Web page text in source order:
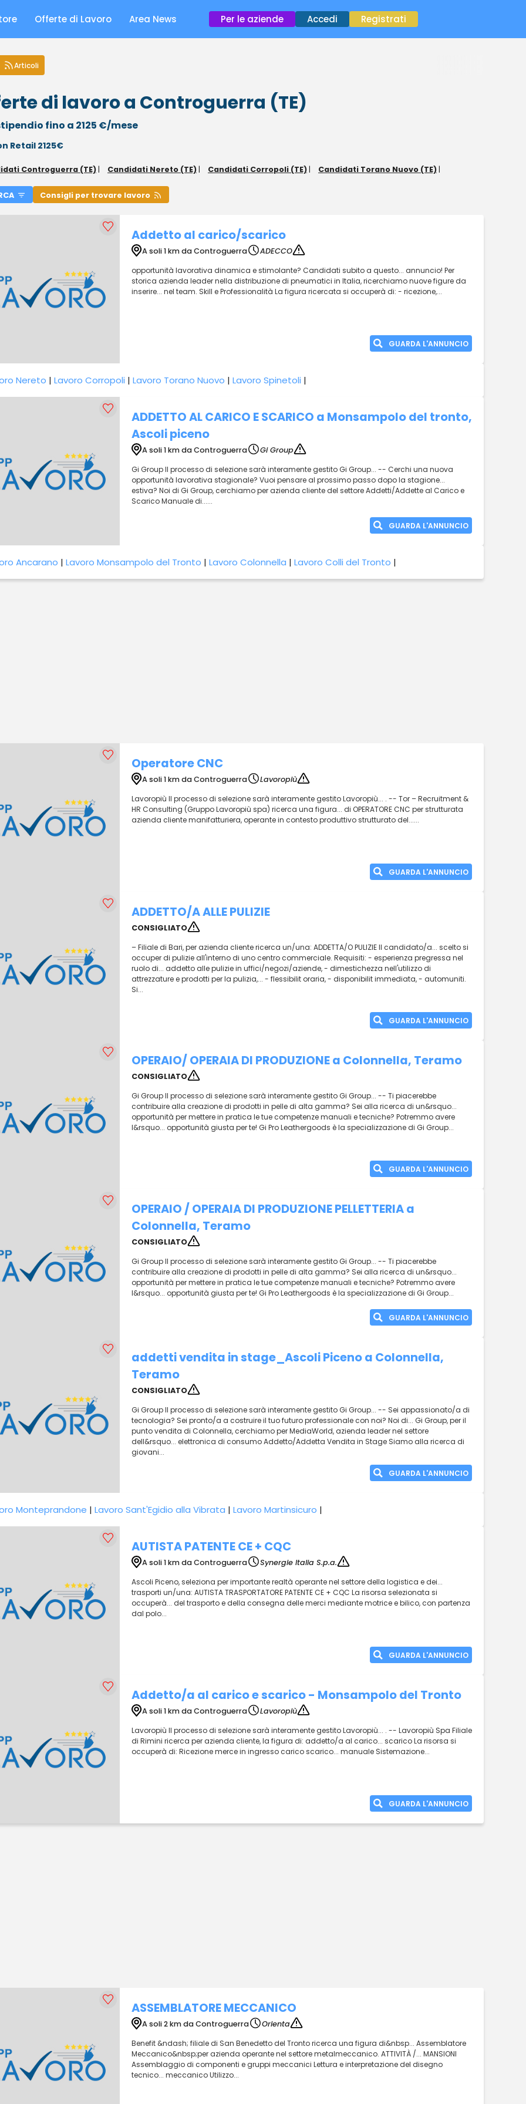
Offerte di Lavoro Area News Per le aziende Accedi Registrati
Articoli
di lavoro a Controguerra (TE)
fino a 2125 €/mese
Retail 2125€
Controguerra (TE) | Candidati Nereto (TE) | Candidati Corropoli (TE) | Candidati Torano Nuovo (TE) |
Consigli per trovare lavoro
Addetto al carico/scarico
A soli 1 km da Controguerra
ADECCO
opportunità lavorativa dinamica e stimolante? Candidati subito a questo... annuncio! Per
storica azienda leader nella distribuzione di pneumatici in Italia, ricerchiamo nuove figure da
inserire... nel team. Skill e Professionalità La figura ricercata si occuperà di: - ricezione,...
GUARDA L'ANNUNCIO
Nereto | Lavoro Corropoli | Lavoro Torano Nuovo | Lavoro Spinetoli |
ADDETTO AL CARICO E SCARICO a Monsampolo del tronto,
Ascoli piceno
A soli 1 km da Controguerra
Gi Group
Gi Group Il processo di selezione sarà interamente gestito Gi Group... -- Cerchi una nuova
opportunità lavorativa stagionale? Vuoi pensare al prossimo passo dopo la stagione...
estiva? Noi di Gi Group, cerchiamo per azienda cliente del settore Addetti/Addette al Carico e
Scarico Manuale di......
GUARDA L'ANNUNCIO
Ancarano | Lavoro Monsampolo del Tronto | Lavoro Colonnella | Lavoro Colli del Tronto |
Operatore CNC
A soli 1 km da Controguerra
Lavoropiù
Lavoropiù Il processo di selezione sarà interamente gestito Lavoropiù... . -- Tor – Recruitment &
HR Consulting (Gruppo Lavoropiù spa) ricerca una figura... di OPERATORE CNC per strutturata
azienda cliente manifatturiera, operante in contesto produttivo strutturato del......
GUARDA L'ANNUNCIO
ADDETTO/A ALLE PULIZIE
CONSIGLIATO
– Filiale di Bari, per azienda cliente ricerca un/una: ADDETTA/O PULIZIE Il candidato/a... scelto si
occuper di pulizie all'interno di uno centro commerciale. Requisiti: - esperienza pregressa nel
ruolo di... addetto alle pulizie in uffici/negozi/aziende, - dimestichezza nell'utilizzo di
attrezzature e prodotti per la pulizia,... - flessibilit oraria, - disponibilit immediata, - automuniti.
Si...
GUARDA L'ANNUNCIO
OPERAIO/ OPERAIA DI PRODUZIONE a Colonnella, Teramo
CONSIGLIATO
Gi Group Il processo di selezione sarà interamente gestito Gi Group... -- Ti piacerebbe
contribuire alla creazione di prodotti in pelle di alta gamma? Sei alla ricerca di un&rsquo...
opportunità per mettere in pratica le tue competenze manuali e tecniche? Potremmo avere
l&rsquo... opportunità giusta per te! Gi Pro Leathergoods è la specializzazione di Gi Group...
GUARDA L'ANNUNCIO
OPERAIO / OPERAIA DI PRODUZIONE PELLETTERIA a
Colonnella, Teramo
CONSIGLIATO
Gi Group Il processo di selezione sarà interamente gestito Gi Group... -- Ti piacerebbe
contribuire alla creazione di prodotti in pelle di alta gamma? Sei alla ricerca di un&rsquo...
opportunità per mettere in pratica le tue competenze manuali e tecniche? Potremmo avere
l&rsquo... opportunità giusta per te! Gi Pro Leathergoods è la specializzazione di Gi Group...
GUARDA L'ANNUNCIO
addetti vendita in stage_Ascoli Piceno a Colonnella,
Teramo
CONSIGLIATO
Gi Group Il processo di selezione sarà interamente gestito Gi Group... -- Sei appassionato/a di
tecnologia? Sei pronto/a a costruire il tuo futuro professionale con noi? Noi di... Gi Group, per il
punto vendita di Colonnella, cerchiamo per MediaWorld, azienda leader nel settore
dell&rsquo... elettronica di consumo Addetto/Addetta Vendita in Stage Siamo alla ricerca di
giovani...
GUARDA L'ANNUNCIO
Monteprandone | Lavoro Sant'Egidio alla Vibrata | Lavoro Martinsicuro |
AUTISTA PATENTE CE + CQC
A soli 1 km da Controguerra
Synergie Italia S.p.a.
Ascoli Piceno, seleziona per importante realtà operante nel settore della logistica e dei...
trasporti un/una: AUTISTA TRASPORTATORE PATENTE CE + CQC La risorsa selezionata si
occuperà... del trasporto e della consegna delle merci mediante motrice e bilico, con partenza
dal polo...
GUARDA L'ANNUNCIO
Addetto/a al carico e scarico - Monsampolo del Tronto
A soli 1 km da Controguerra
Lavoropiù
Lavoropiù Il processo di selezione sarà interamente gestito Lavoropiù... . -- Lavoropiù Spa Filiale
di Rimini ricerca per azienda cliente, la figura di: addetto/a al carico... scarico La risorsa si
occuperà di: Ricezione merce in ingresso carico scarico... manuale Sistemazione...
GUARDA L'ANNUNCIO
ASSEMBLATORE MECCANICO
A soli 2 km da Controguerra
Orienta
Benefit &ndash; filiale di San Benedetto del Tronto ricerca una figura di&nbsp... Assemblatore
Meccanico&nbsp;per azienda operante nel settore metalmeccanico. ATTIVITÀ /... MANSIONI
Assemblaggio di componenti e gruppi meccanici Lettura e interpretazione del disegno
tecnico... meccanico Utilizzo...